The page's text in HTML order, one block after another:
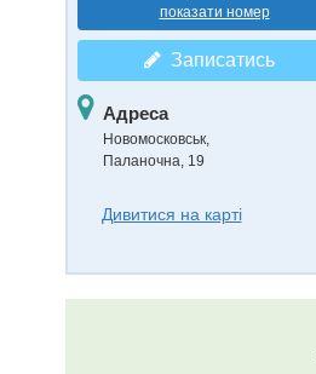
показати номер
Записатись
Адреса
Новомосковськ,
Паланочна, 19
Дивитися на карті